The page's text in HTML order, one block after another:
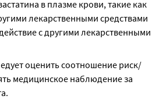
в плазме крови, такие как
лекарственными средствами
с другими лекарственными
оценить соотношение риск/
медицинское наблюдение за